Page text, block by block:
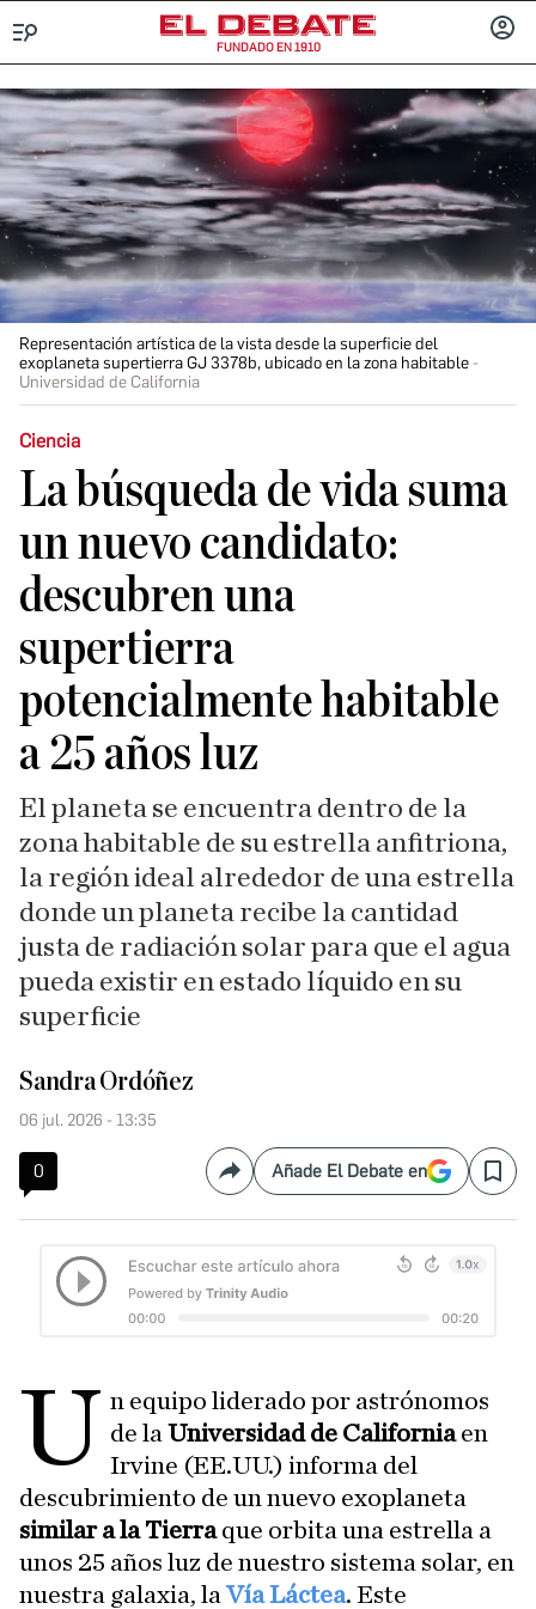
FUNDADO EN 1910
Representación artística de la vista desde la superficie del
exoplaneta supertierra GJ 3378b, ubicado en la zona habitable
Universidad de California
Ciencia
La búsqueda de vida suma
un nuevo candidato:
descubren una
supertierra
potencialmente habitable
a 25 años luz
El planeta se encuentra dentro de la
zona habitable de su estrella anfitriona,
la región ideal alrededor de una estrella
donde un planeta recibe la cantidad
justa de radiación solar para que el agua
pueda existir en estado líquido en su
superficie
Sandra Ordóñez
06 jul. 2026 - 13:35
0 CompartirAñade El Debate en Save
U n equipo liderado por astrónomos
de laUniversidad de Californiaen
Irvine (EE.UU.) informa del
descubrimiento de un nuevo exoplaneta
similar a la Tierraque orbita una estrella a
unos 25 años luz de nuestro sistema solar, en
nuestra galaxia, laVía Láctea. Este